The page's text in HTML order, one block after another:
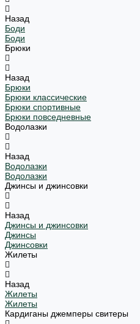
Назад
Боди
Боди
Брюки
Назад
Брюки
Брюки классические
Брюки спортивные
Брюки повседневные
Водолазки
Назад
Водолазки
Водолазки
Джинсы и джинсовки
Назад
Джинсы и джинсовки
Джинсы
Джинсовки
Жилеты
Назад
Жилеты
Жилеты
Кардиганы джемперы свитеры